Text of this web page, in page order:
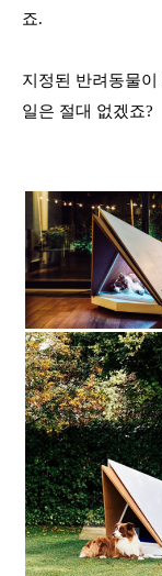
죠.
지정된 반려동물
일은 절대 없겠죠?